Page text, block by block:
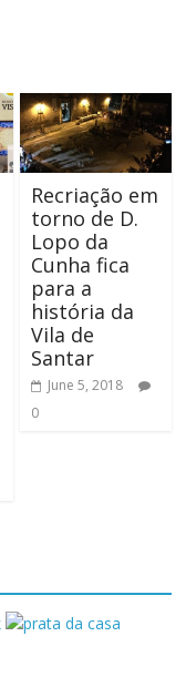
Recriação em
torno de D.
Lopo da
Cunha fica
para a
história da
Vila de
Santar
June 5, 2018
0